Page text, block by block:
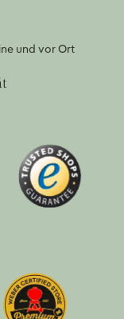
und vor Ort